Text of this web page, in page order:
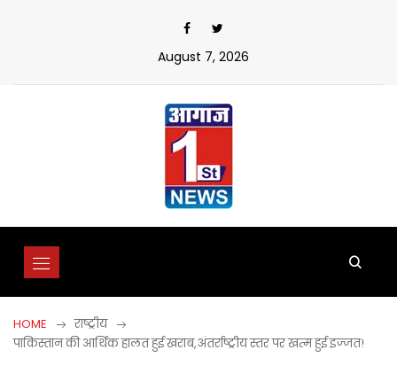
August 7, 2026
HOME
राष्ट्रीय
पाकिस्तान की आर्थिक हालत हुई खराब,अंतर्राष्ट्रीय स्तर पर खत्म हुई इज्जत!